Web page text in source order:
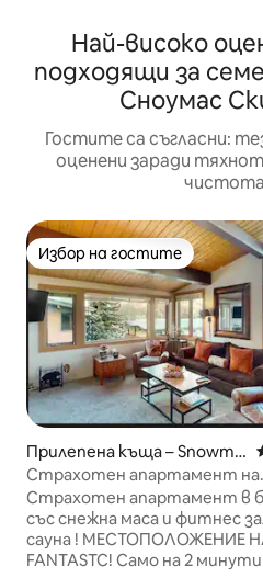
Най-високо
подходящи за
Сноумас
Гостите са съгласни:
оценени заради
Избор на гостите
Избор на гостите
Прилепена къща – Snowma
ss Village
Страхотен апартамент на
ПОСЛЕДНИЯ
гледки. До всичко се стига
Страхотен апартамент в
със снежна маса и фитнес
сауна ! МЕСТОПОЛОЖЕНИЕ
FANTASTC! Само на 2